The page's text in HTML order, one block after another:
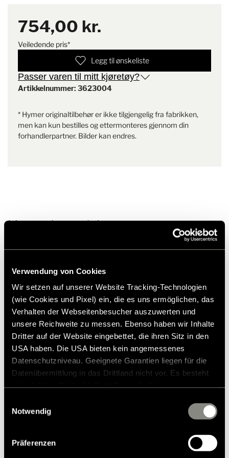
Verwendung von Cookies
Wir setzen auf unserer Website Tracking-Technologien
(wie Cookies und Pixel) ein, die es uns ermöglichen, das
Verhalten der Webseitenbesucher auszuwerten und
unsere Reichweite zu messen. Ebenso haben wir Inhalte
Dritter auf der Website eingebettet, die ihren Sitz in den
USA haben. Die USA bieten kein angemessenes
Datenschutzniveau. Geeignete Garantien liegen für die
Datenübermittlung in das Drittland nicht vor. Es besteht
zustehen. Eingesetzte Dienstleister können Daten für
zusammenführen. Weitere Informationen finden Sie in
unsererDatenschutzerklärung
. Akzeptieren Sie oder
Notwendig
Präferenzen
PDF | 174,7 KB
754,00 kr.
Veiledende pris*
Legg til ønskeliste
Passer varen til mitt kjøretøy?
Artikkelnummer: 3623004
* Hymer originaltilbehør er ikke tilgjengelig fra fabrikken,
men kan kun bestilles og ettermonteres gjennom din
forhandlerpartner. Bilder kan endres.
Lignende produkter